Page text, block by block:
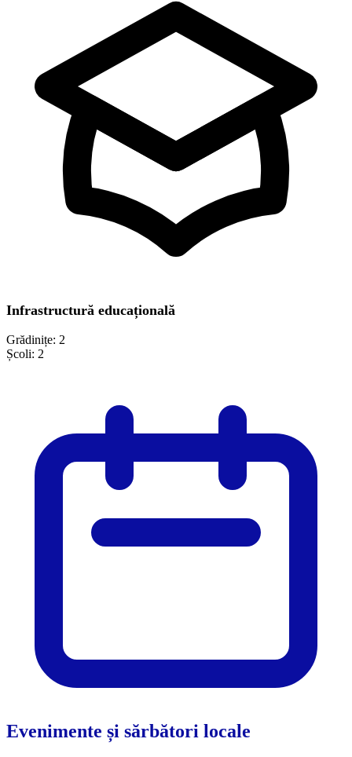
Infrastructură educațională
Grădinițe: 2
Școli: 2
Evenimente și sărbători locale